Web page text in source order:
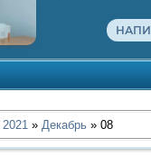
2021 » Декабрь » 08